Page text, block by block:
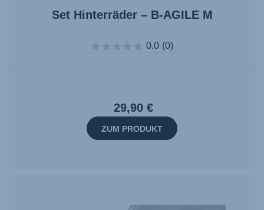
Set Hinterräder – B-AGILE M
0.0 (0)
29,90 €
ZUM PRODUKT